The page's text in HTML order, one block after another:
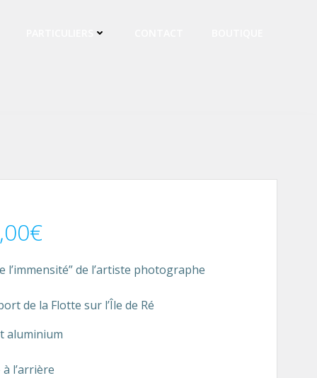
€
l’immensité” de l’artiste photographe
de la Flotte sur l’Île de Ré
aluminium
l’arrière